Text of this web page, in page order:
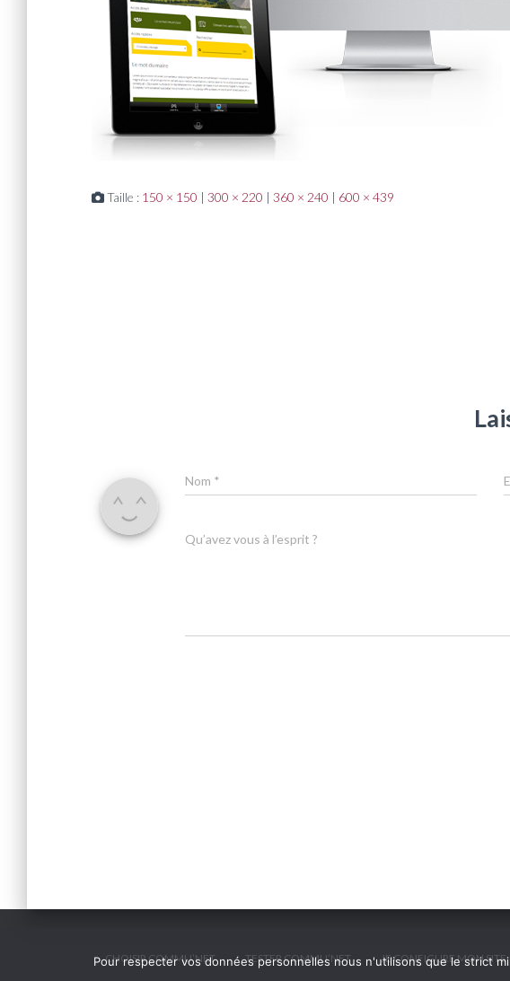
Taille : 150 × 150 | 300 × 220 | 360 × 240 | 600 × 439
Nom *
Qu’avez vous à l’esprit ?
CHOISIR COMMU’NET TESTER COMMU’NET JE CONFIGURE MON SITE
Pour respecter vos données personnelles nous n'utilisons que le strict